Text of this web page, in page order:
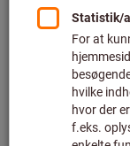
Klik for at